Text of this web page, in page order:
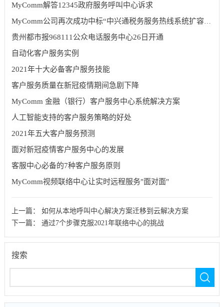
MyComm解答12345政府服务呼叫中心诉求
贵州都市报968111公众电话服务中心26日开通
自动化客户服务实例
2021年十大必备客户服务技能
客户服务质量在新冠疫情期间急剧下降
MyComm 金融（银行）客户服务中心系统解决方案
人工智能支持的客户服务策略的好处
2021年五大客户服务预测
面对新冠疫情客户服务中心的发展
客服中心必备的7种客户服务原则
MyComm视频联络中心让实时远程服务"面对面"
上一篇： 如何从本地呼叫中心解决方案迁移到云解决方案
下一篇： 通过7个步骤克服2021年联络中心的挑战
搜索